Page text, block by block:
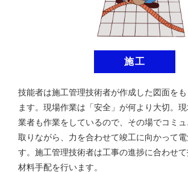
施工
技能者は施工管理技術者が作成した図面を
ます。現場作業は「安全」が何より大切。
業者も作業をしているので、その場でコミ
取りながら、力を合わせて竣工に向かって
す。施工管理技術者は工事の進捗に合わせ
材料手配を行います。